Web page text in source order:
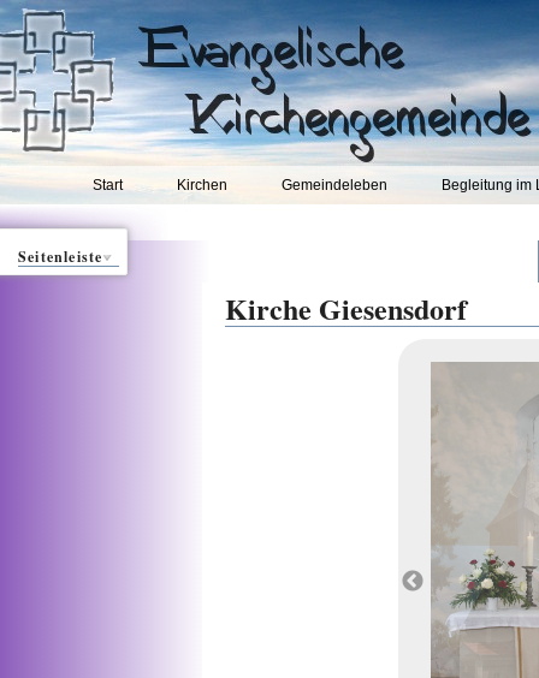
Start Kirchen Gemeindeleben Begleitung im
Seitenleiste
Kirche Giesensdorf